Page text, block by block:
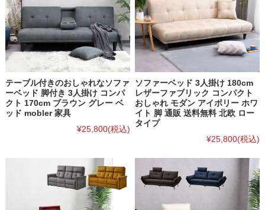
テーブル付きのおしゃれなソファ
ーベッド 脚付き 3人掛け コンパ
クト 170cm ブラウン グレー ベ
ッド mobler 家具
¥25,800(税込)
ソファーベッド 3人掛け 180cm
レザーファブリック コンパクト
おしゃれ モダン アイボリー ホワ
イト 脚 通販 送料無料 北欧 ロー
タイプ
¥25,800(税込)